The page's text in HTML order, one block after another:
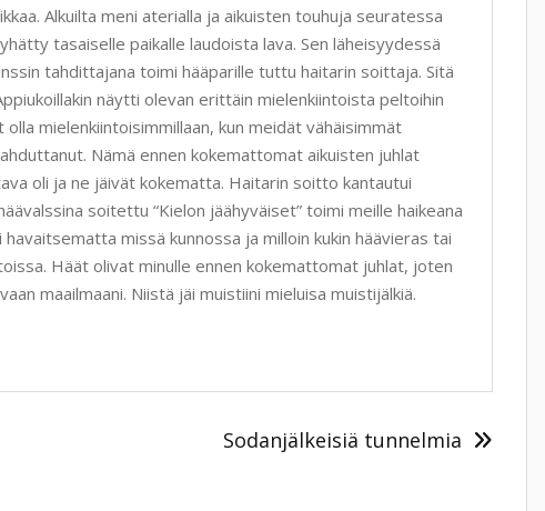
Alkuilta meni aterialla ja aikuisten touhuja seuratessa
tasaiselle paikalle laudoista lava. Sen läheisyydessä
tahdittajana toimi hääparille tuttu haitarin soittaja. Sitä
näytti olevan erittäin mielenkiintoista peltoihin
mielenkiintoisimmillaan, kun meidät vähäisimmät
Nämä ennen kokemattomat aikuisten juhlat
oli ja ne jäivät kokematta. Haitarin soitto kantautui
soitettu “Kielon jäähyväiset” toimi meille haikeana
missä kunnossa ja milloin kukin häävieras tai
Häät olivat minulle ennen kokemattomat juhlat, joten
maailmaani. Niistä jäi muistiini mieluisa muistijälkiä.
Sodanjälkeisiä tunnelmia